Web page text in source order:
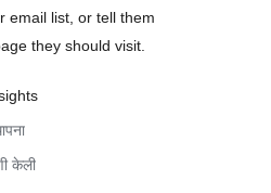
email list, or tell them
they should visit.
केली